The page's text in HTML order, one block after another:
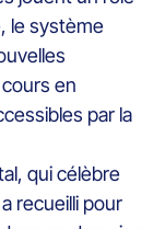
le système
en
par la
qui célèbre
recueilli pour